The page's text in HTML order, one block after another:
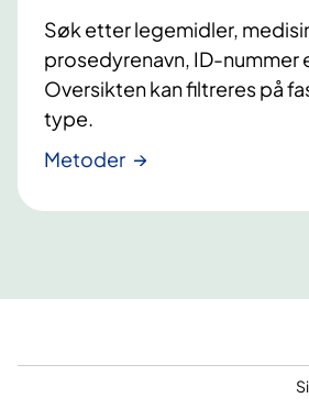
Søk etter legemidler,
prosedyrenavn, ID-nummer
Oversikten kan filtreres på
type.
Metoder